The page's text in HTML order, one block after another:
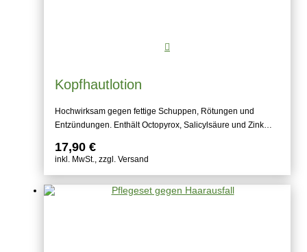
Kopfhautlotion
Hochwirksam gegen fettige Schuppen, Rötungen und
Entzündungen. Enthält Octopyrox, Salicylsäure und Zink…
17,90 €
inkl. MwSt., zzgl. Versand